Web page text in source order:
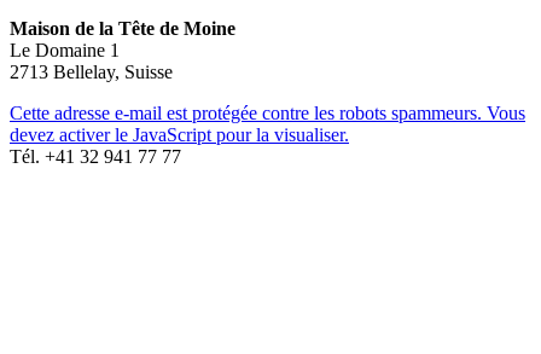
Maison de la Tête de Moine
Le Domaine 1
2713 Bellelay, Suisse
Cette adresse e-mail est protégée contre les robots spammeurs. Vous
devez activer le JavaScript pour la visualiser.
Tél. +41 32 941 77 77